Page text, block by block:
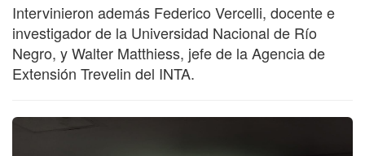
Intervinieron además Federico Vercelli, docente e
investigador de la Universidad Nacional de Río
Negro, y Walter Matthiess, jefe de la Agencia de
Extensión Trevelin del INTA.